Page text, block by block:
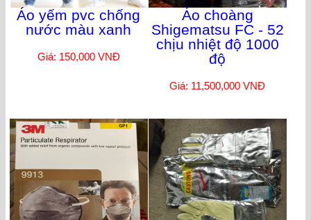
Áo yếm pvc chống
nước màu xanh
Giá: 150,000 VNĐ
Áo choàng
Shigematsu FC - 52
chịu nhiệt độ 1000
độ
Giá: 11,500,000 VNĐ